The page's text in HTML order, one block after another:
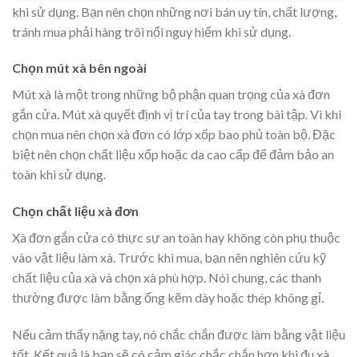
khi sử dụng. Bạn nên chọn những nơi bán uy tín, chất lượng,
tránh mua phải hàng trôi nổi nguy hiểm khi sử dụng.
Chọn mút xà bên ngoài
Mút xà là một trong những bộ phận quan trọng của xà đơn
gắn cửa. Mút xà quyết định vị trí của tay trong bài tập. Vì khi
chọn mua nên chọn xà đơn có lớp xốp bao phủ toàn bộ. Đặc
biệt nên chọn chất liệu xốp hoặc da cao cấp để đảm bảo an
toàn khi sử dụng.
Chọn chất liệu xà đơn
Xà đơn gắn cửa có thực sự an toàn hay không còn phụ thuộc
vào vật liệu làm xà. Trước khi mua, bạn nên nghiên cứu kỹ
chất liệu của xà và chọn xà phù hợp. Nói chung, các thanh
thường được làm bằng ống kẽm dày hoặc thép không gỉ.
Nếu cảm thấy nặng tay, nó chắc chắn được làm bằng vật liệu